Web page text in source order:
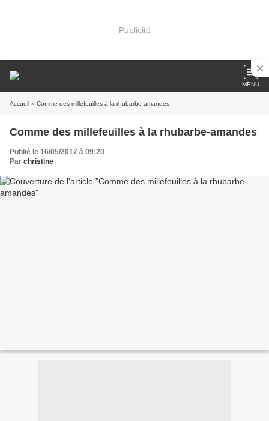
Publicité
MENU
Accueil » Comme des millefeuilles à la rhubarbe-amandes
Comme des millefeuilles à la rhubarbe-amandes
Publié le 16/05/2017 à 09:20
Par christine